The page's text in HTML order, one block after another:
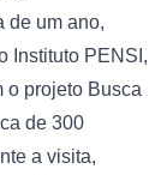
de um ano,
Instituto PENSI,
o projeto Busca
de 300
a visita,